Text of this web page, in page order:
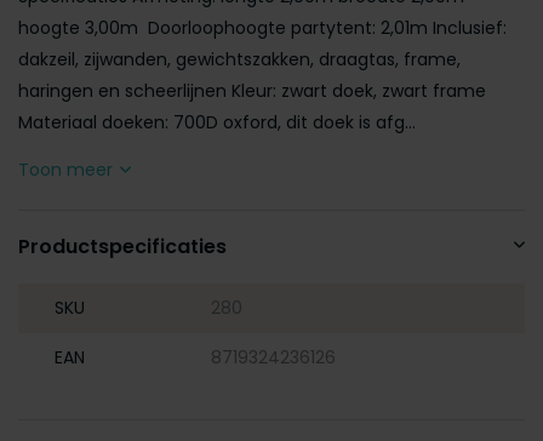
hoogte 3,00m Doorloophoogte partytent: 2,01m Inclusief:
dakzeil, zijwanden, gewichtszakken, draagtas, frame,
haringen en scheerlijnen Kleur: zwart doek, zwart frame
Materiaal doeken: 700D oxford, dit doek is afg...
Toon meer
Productspecificaties
SKU 280
EAN 8719324236126